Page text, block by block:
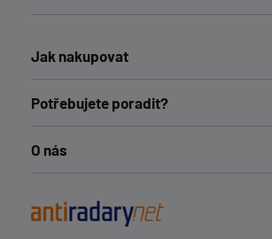
Jak nakupovat
Potřebujete poradit?
O nás